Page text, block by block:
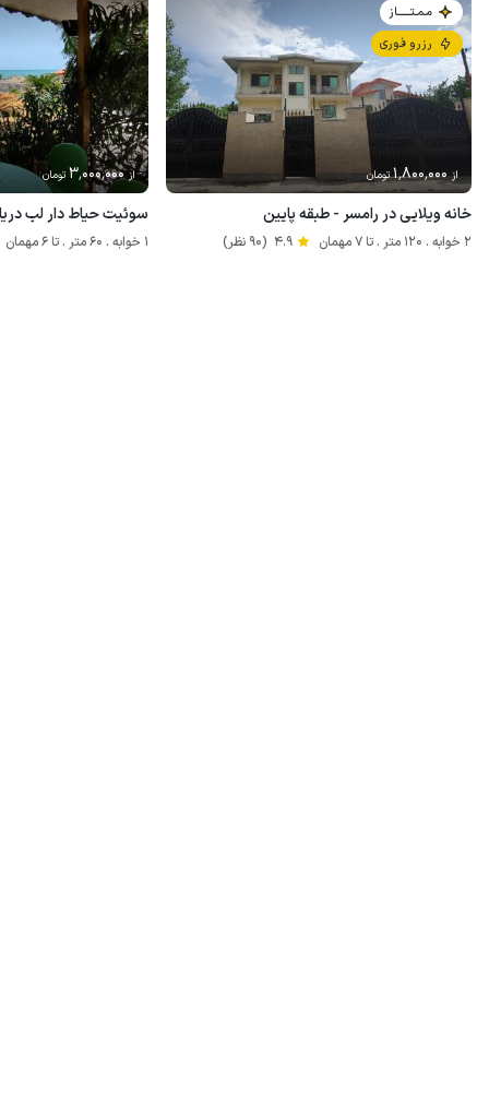
مـمـتــــــاز
رزرو فوری
از 1٬800٬000تومان
خانه ویلایی در رامسر - طبقه پایین
2 خوابه . 120 متر . تا 7 مهمان 4.9 (90 نظر)
از 3٬000٬000 تومان
سوئیت حیاط دار لب
1 خوابه . 60 متر . تا 6 مهمان